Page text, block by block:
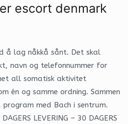
escort denmark
å lag nåkkå sånt. Det skal
navn og telefonnummer for
all somatisk aktivitet
én og samme ordning. Sammen
med Bach i sentrum.
LEVERING – 30 DAGERS